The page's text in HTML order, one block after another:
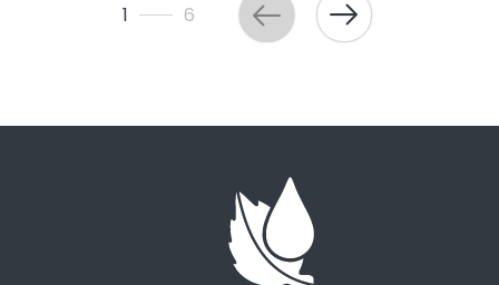
1 6